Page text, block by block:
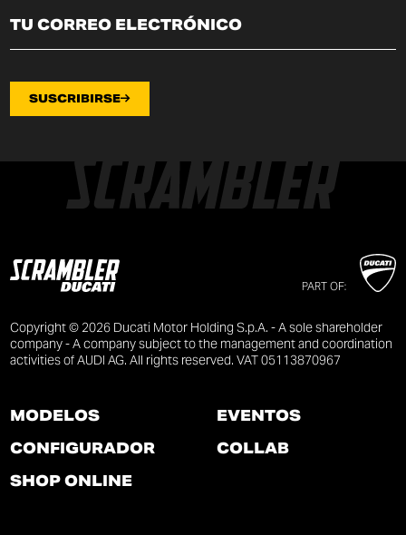
SUSCRIBIRSE
PART OF:
Copyright © 2026 Ducati Motor Holding S.p.A. - A sole shareholder
company - A company subject to the management and coordination
activities of AUDI AG. All rights reserved. VAT 05113870967
MODELOS
CONFIGURADOR
SHOP ONLINE
EVENTOS
COLLAB